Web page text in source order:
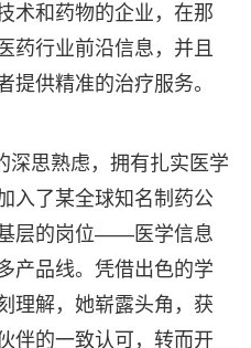
和药物的企业，在那
药行业前沿信息，并且
提供精准的治疗服务。
深思熟虑，拥有扎实医学
入了某全球知名制药公
层的岗位——医学信息
产品线。凭借出色的学
理解，她崭露头角，获
伴的一致认可，转而开